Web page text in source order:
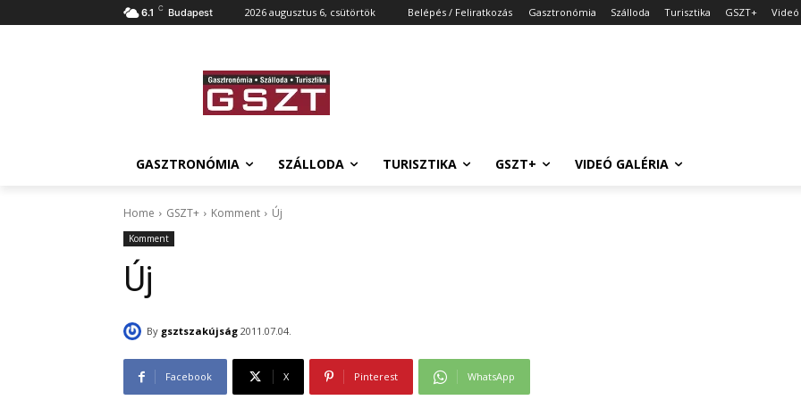
6.1 C Budapest 2026 augusztus 6, csütörtök Belépés / Feliratkozás Gasztronómia Szálloda Turisztika GSZT+ Videó
GASZTRONÓMIA SZÁLLODA TURISZTIKA GSZT+ VIDEÓ GALÉRIA
Home GSZT+ Komment Új
Komment
Új
By gsztszakújság 2011.07.04.
Facebook X Pinterest WhatsApp